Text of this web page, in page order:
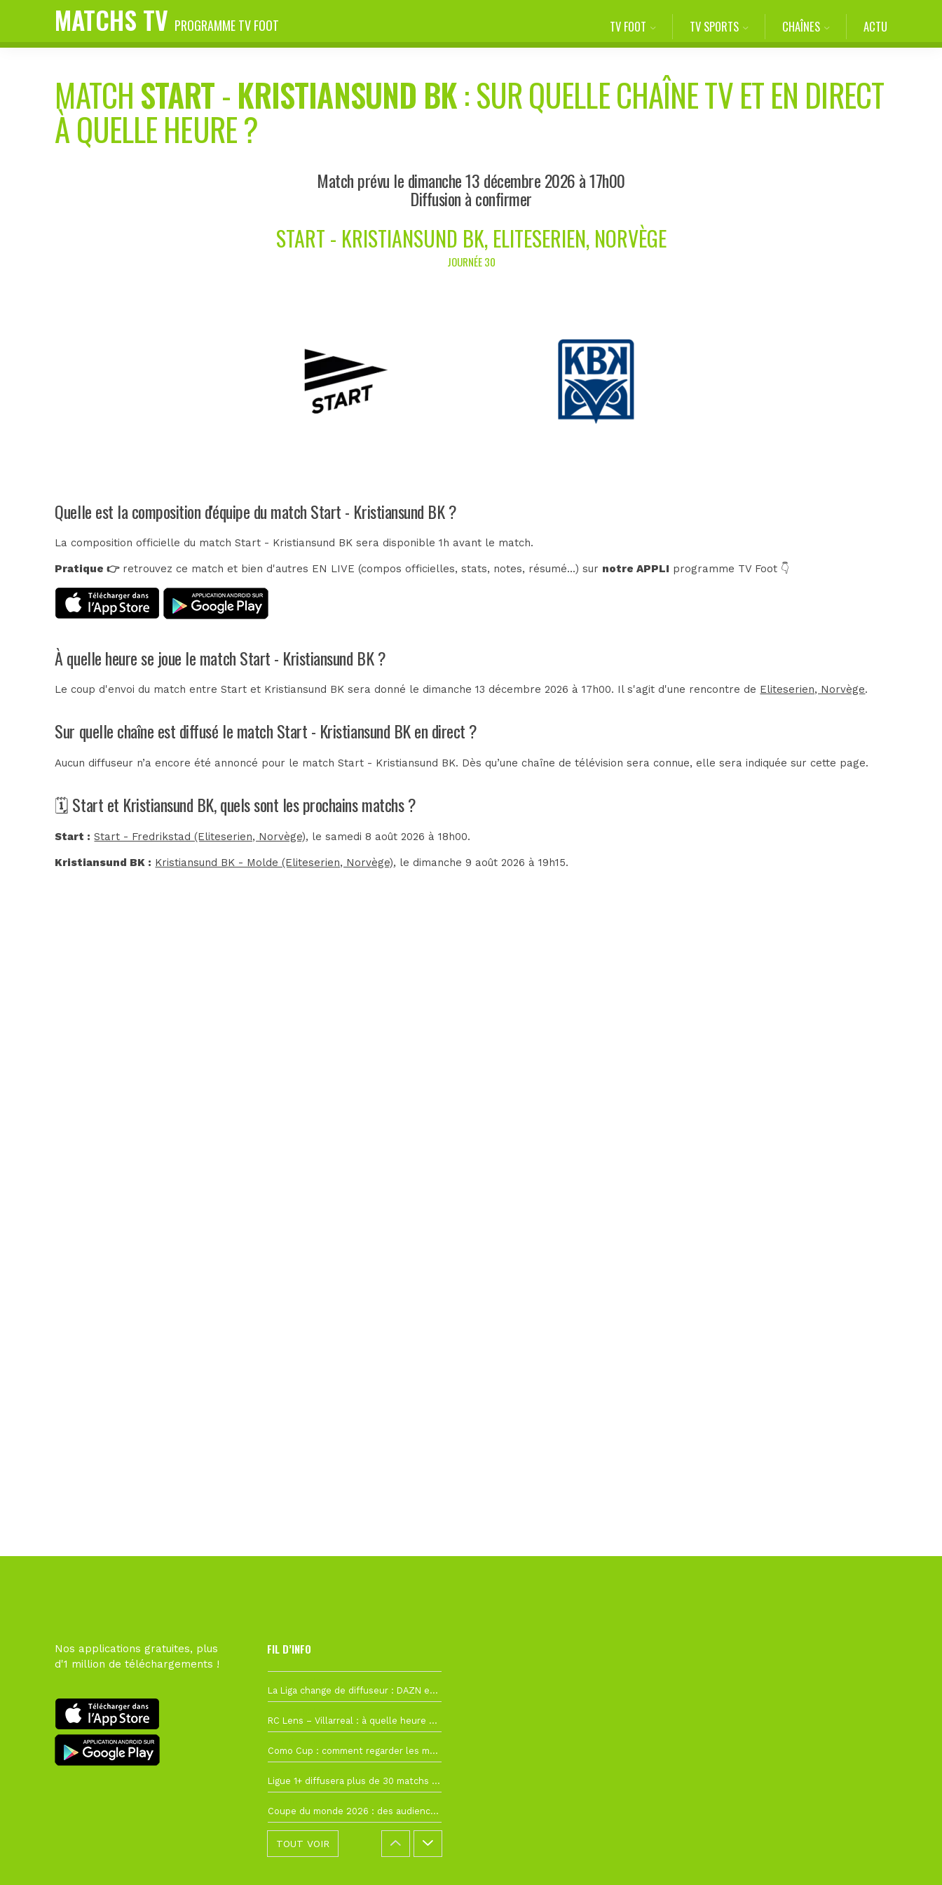
MATCHS TV PROGRAMME TV FOOT TV FOOT TV SPORTS CHAÎNES ACTU
MATCHSTART-KRISTIANSUND BK: SUR QUELLE CHAÎNE TV ET EN DIRECT
À QUELLE HEURE ?
Match prévu le dimanche 13 décembre 2026 à 17h00
Diffusion à confirmer
START - KRISTIANSUND BK, ELITESERIEN, NORVÈGE
JOURNÉE 30
Quelle est la composition d'équipe du match Start - Kristiansund BK ?
La composition officielle du match Start - Kristiansund BK sera disponible 1h avant le match.
Pratique 👉retrouvez ce match et bien d'autres EN LIVE (compos officielles, stats, notes, résumé...) sur notre APPLI programme TV Foot 👇
À quelle heure se joue le match Start - Kristiansund BK ?
Le coup d'envoi du match entre Start et Kristiansund BK sera donné le dimanche 13 décembre 2026 à 17h00. Il s'agit d'une rencontre de Eliteserien, Norvège.
Sur quelle chaîne est diffusé le match Start - Kristiansund BK en direct ?
Aucun diffuseur n’a encore été annoncé pour le match Start - Kristiansund BK. Dès qu’une chaîne de télévision sera connue, elle sera indiquée sur cette page.
🗓️ Start et Kristiansund BK, quels sont les prochains matchs ?
Start : Start - Fredrikstad (Eliteserien, Norvège), le samedi 8 août 2026 à 18h00.
Kristiansund BK : Kristiansund BK - Molde (Eliteserien, Norvège), le dimanche 9 août 2026 à 19h15.
Nos applications gratuites, plus
d'1 million de téléchargements !
FIL D’INFO
La Liga change de diffuseur : DAZN et Disney+ remplacent beIN Sports !
RC Lens – Villarreal : à quelle heure et sur quelle chaîne voir la finale de la Como Cup ?
Como Cup : comment regarder les matchs du RC Lens en direct ?
Ligue 1+ diffusera plus de 30 matchs amicaux avant la reprise de la Ligue 1
Coupe du monde 2026 : des audiences record, mais M6 devrait perdre très gros !
TOUT VOIR